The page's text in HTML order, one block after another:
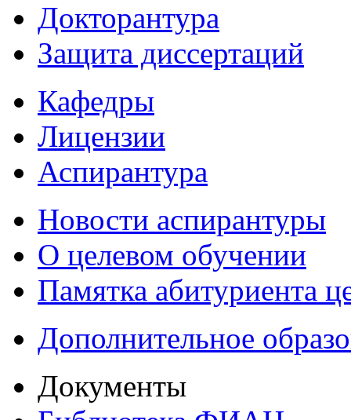
Докторантура
Защита диссертаций
Кафедры
Лицензии
Аспирантура
Новости аспирантуры
О целевом обучении
Памятка абитуриента
Дополнительное
Документы